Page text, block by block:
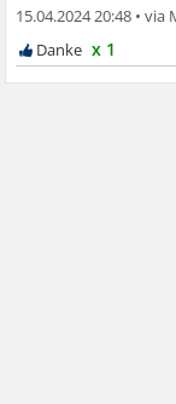
15.04.2024 20:48 •
x 1